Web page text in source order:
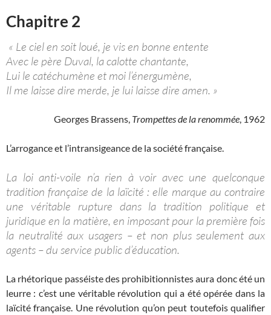
Chapitre 2
« Le ciel en soit loué, je vis en bonne entente
Avec le père Duval, la calotte chantante,
Lui le catéchumène et moi l’énergumène,
Il me laisse dire merde, je lui laisse dire amen. »
Georges Brassens, Trompettes de la renommée , 1962
L’arrogance et l’intransigeance de la société française.
La loi anti-voile n’a rien à voir avec une quelconque
tradition française de la laïcité : elle marque au contraire
une véritable rupture dans la tradition politique et
juridique en la matière, en imposant pour la première fois
la neutralité aux usagers – et non plus seulement aux
agents – du service public d’éducation.
La rhétorique passéiste des prohibitionnistes aura donc été un
leurre : c’est une véritable révolution qui a été opérée dans la
laïcité française. Une révolution qu’on peut toutefois qualifier